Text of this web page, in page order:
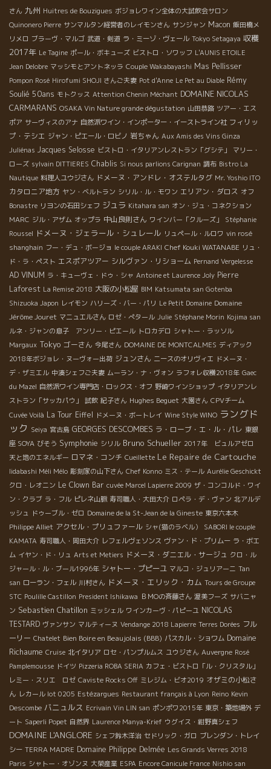
さん 九州 Huitres de Bouzigues ボジョレワイン全体の大試飲会サロン
Quinonero Pierre サンマルタン経営者のレイモンさん サンジャン Macon 飯田橋メ
リメロ ブラーヴ・マルゴ 武道・剣道 ラ・ミーゾ・ヴェール Tokyo Setagaya 収穫
2017年 Le Tagine ポール・ボキューズ ビストロ・ソワッフ L'AUNIS ETOILE
Jean Delobre マッシモとアントネッラ Couple Wakabayashi Mas Pellisser
Pompon Rosé Hirofumi SHOJI さんご夫妻 Pot d'Anne Le Pet au Diable Rémy
Soulié 50ans モトクッス Attention Chenin Méchant DOMAINE NICOLAS
CARMARANS OSAKA Vin Nature grande dégustation 山田恭路 ツアー・エス
ポア サーヴィスのアナ 自然派ワイン・インポーター・イーストライン社 フィリッ
プ・テシエ ジャン・ピエール・ロビノ 岩ちゃん Aux Amis des Vins Ginza
Juliénas Jacques Selosse ビストロ・イタリアンレストラン「グシテ」
マリー・
ローズ sylvain DITTIERES Chablis Si nous parlions Carignan 調布 Bistro La
Nautique 料理人ユウジさん ドメーヌ・アンドレ・オステルタグ Mr. Yoshio ITO
カタロニア地方 ヤン・ベルトラン シリル・ル・モワン エリアン・ダロス オフ
Bonastre リヨンの石田シェフ ジュラ Kitahara san オン・ジュ・コネクション
MARC ジル・アザム オップラ 中山良則さん ワインバー「クルーズ」
Stéphanie
Roussel ドメーヌ・ジェラール・シュレール リュペール・ルロワ vin rosé
shanghain フー・デュ・ボージョ le couple ARAKI Chef Kouki WATANABE リュ・
ド・ラ・ペスト エスポアツアー シルヴァン・リショーム Pernand Vergelesse
AD VINUM ラ・キューヴェ・ドゥ・シャ Antoine et Laurence Joly Pierre
Laforest La Remise 2018 大阪の小松屋 BIM Katsumata san Gotenba
Shizuoka Japon レイモン ハリーズ・バー・パリ Le Petit Domaine Domaine
Jérôme Jouret マニュエルさん ロゼ・ぺタール Julie Stéphane Morin Kojima san
ルネ・ジャンの息子 アンリー・ピエール トロカデロ シャトー・ラッソル
Margaux Tokyo ゴーさん 今尾さん DOMAINE DE MONTCALMES ディアック
2018年ボジョレ・ヌーヴォー出荷 ジュンさん ニースのオリヴィエ ドメーヌ・
デ・ザミエル 中湊シェフご夫妻 ムーラン・ナ・ヴォン ラフォレ収穫2018年 Gaec
du Mazel 自然派ワイン専門店・ロックス・オフ 野崎ワインショップ イタリアンレ
ストラン「サッカパウ」
試飲 紀子さん Hughes Beguet 大園さん CPVチーム
Cuvée Voilà La Tour Eiffel ドメーヌ・ボートレイ Wine Style WINO ラングド
ック Seiya 宮古島 GEORGES DESCOMBES ラ・ローブ・エ・ル・パレ 東銀
座 SOYA びそう Symphonie シリル Bruno Schueller 2017年 ビュルアゼロ
天と地のエネルギー ロマネ・コンチ Cueillette Le Repaire de Cartouche
Iidabashi Méli Mélo 彫刻家の山下さん Chef Konno ミス・テール Aurélie Geschickt
クロ・レオニン Le Clown Bar cuvée Marcel Lapierre 2009 ザ・コンコルド・ワイ
ン・クラブ ラ・フル ピレネ山脈 寿司職人・大田大介 ロペラ・デ・ヴァン 北アルデ
ッシュ ドゥーブル・ゼロ Domaine de la St-Jean de la Gineste 東京六本木
Philippe Alliet アクセル・プリュファール シャ(猫のラベル）
SABORI le couple
KAMATA 寿司職人・岡田大介 レフェルヴェソンス ヴァン・ド・プリムー ラ・ボエ
ム イヤン・ド・リュ Arts et Metiers ドメーヌ・ダニエル・サージュ クロ・ル
ジャール・ル・ブール1996年 シャトー・プピーユ マルコ・ジュリアーニ Tan
san ローラン・フェル 川村さん ドメーヌ・エリック・カム Tours de Groupe
STC Poulille Castillon President Ishikawa ＢＭОの斉藤さん 渥美フーズ サバニャ
ン Sebastien Chatillon ミッシェル ワインカーヴ・パピーユ NICOLAS
TESTARD ヴァンサン マルティーヌ Vendange 2018 Lapierre Terres Dorées フル
ーリー Chatelet Bien Boire en Beaujolais (BBB) パスカル・ショワム Domaine
Richaume Cruise 北イタリア ロセ・パンプルムス ユウジさん Auvergne Rosé
Pamplemousse ドイツ Pizzeria ROBA SERIA カフェ・ビストロ「ル・クリスタル」
レミー・スリエ ロゼ Caviste Rocks Off ミレジム・ビオ2019 オザミの小松さ
ん レカール lot 0205 Estézargues Restaurant français à Lyon Reino Kevin
Descombe バニュルス Ecrivain Vin LIN san ポンポワ2015年 東京・築地場外 デ
ート Saperli Popet 自然界 Laurence Manya-Krief ウグイス・紺野真シェフ
DOMAINE L'ANGLORE シェフ鈴木洋治 セドリック・ガロ ブレンダン・トレイ
シー TERRA MADRE Domaine Philippe Delmée Les Grands Verres 2018
Paris シャトー・オゾンヌ 大榮産業 ESPA Encore Canicule France Nishio san